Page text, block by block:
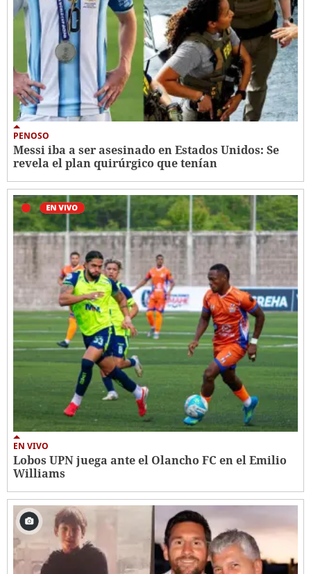
PENOSO
Messi iba a ser asesinado en Estados Unidos: Se
revela el plan quirúrgico que tenían
EN VIVO
Lobos UPN juega ante el Olancho FC en el Emilio
Williams